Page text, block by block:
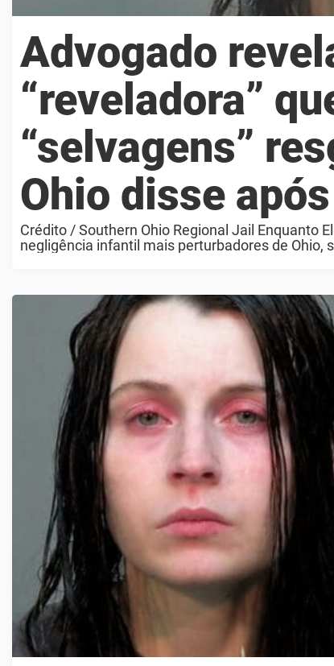
Advogado
“reveladora”
“selvagens”
Ohio disse
Crédito / Southern Ohio Regional Jail Enquanto
negligência infantil mais perturbadores de Ohio,